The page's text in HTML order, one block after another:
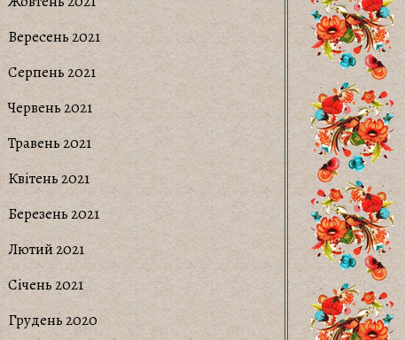
Вересень 2021
Серпень 2021
Червень 2021
Травень 2021
Квітень 2021
Березень 2021
Лютий 2021
Січень 2021
Грудень 2020